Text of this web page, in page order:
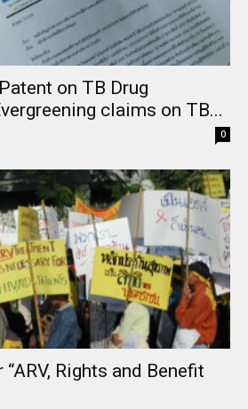
on TB Drug
claims on TB...
0
Rights and Benefit